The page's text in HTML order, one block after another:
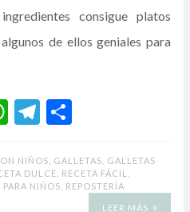
consigue platos
de ellos geniales para
W
h
at
s
T
el
e
gr
o
m
p
NIÑOS GALLETAS
GALLETAS
DULCE RECETA FÁCIL
PARA NIÑOS REPOSTERÍA
LEER MÁS